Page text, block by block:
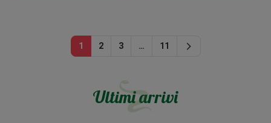
1 2 3 … 11 arrow_forward_ios
Ultimi arrivi